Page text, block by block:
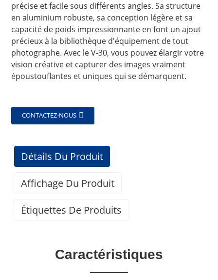
précise et facile sous différents angles. Sa structure
en aluminium robuste, sa conception légère et sa
capacité de poids impressionnante en font un ajout
précieux à la bibliothèque d'équipement de tout
photographe. Avec le V-30, vous pouvez élargir votre
vision créative et capturer des images vraiment
époustouflantes et uniques qui se démarquent.
CONTACTEZ-NOUS
Détails Du Produit
Affichage Du Produit
Étiquettes De Produits
Caractéristiques